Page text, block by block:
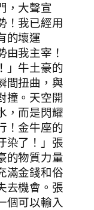
，大聲宣
！我已經用
的壞運
我主宰！
」牛土豪的
間扭曲，與
撞。天空開
，而是閃耀
！金牛座的
染了！」張
的物質力量
滿金錢和俗
去機會。張
個可以輸入